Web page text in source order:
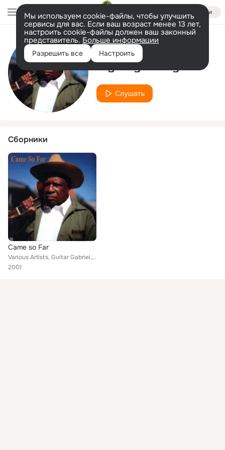
Войти
Мы используем cookie-файлы, чтобы улучшить
сервисы для вас. Если ваш возраст менее 13 лет,
настроить cookie-файлы должен ваш законный
представитель. Больше информации
Разрешить все Настроить
Исполнитель
Big Boy Henry
Слушать
Сборники
Came so Far
Various Artists, Guitar Gabriel, Samuel Turner Stevens, Marie Manning, John Lee Zeigler, Captain Luke, Macavine Hayes, Pernell K...
2001